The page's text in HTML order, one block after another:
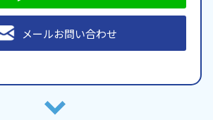
メールお問い合わせ